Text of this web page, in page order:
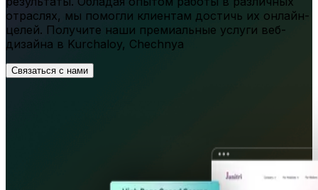
отраслях, мы помогли клиентам достичь их онлайн-
целей. Получите наши премиальные услуги веб-
дизайна в Kurchaloy, Chechnya
Связаться с нами